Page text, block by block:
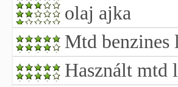
olaj ajka
Mtd benzines
Használt mtd